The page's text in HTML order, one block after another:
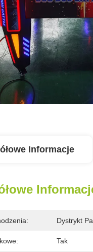
Informacje
Dystrykt
Tak